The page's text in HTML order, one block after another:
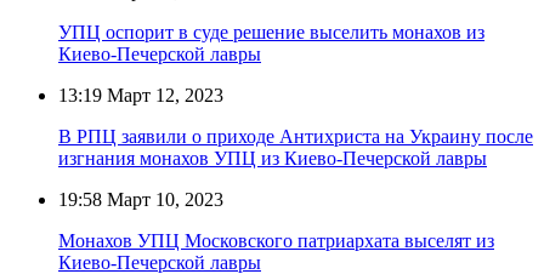
УПЦ оспорит в суде решение выселить монахов из
Киево-Печерской лавры
13:19 Март 12, 2023
В РПЦ заявили о приходе Антихриста на Украину после
изгнания монахов УПЦ из Киево-Печерской лавры
19:58 Март 10, 2023
Монахов УПЦ Московского патриархата выселят из
Киево-Печерской лавры